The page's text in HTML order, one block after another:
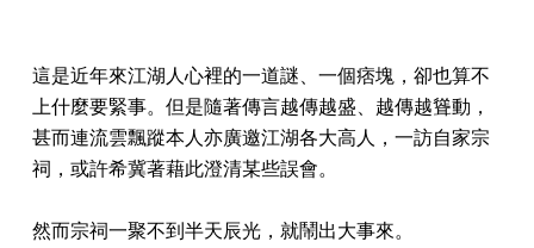
這是近年來江湖人心裡的一道謎、一個痞塊，卻也算不
上什麼要緊事。但是隨著傳言越傳越盛、越傳越聳動，
甚而連流雲飄蹤本人亦廣邀江湖各大高人，一訪自家宗
祠，或許希冀著藉此澄清某些誤會。
然而宗祠一聚不到半天辰光，就鬧出大事來。